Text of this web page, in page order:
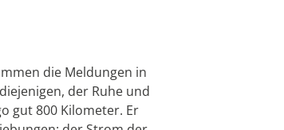
die Meldungen in
der Ruhe und
gut 800 Kilometer. Er